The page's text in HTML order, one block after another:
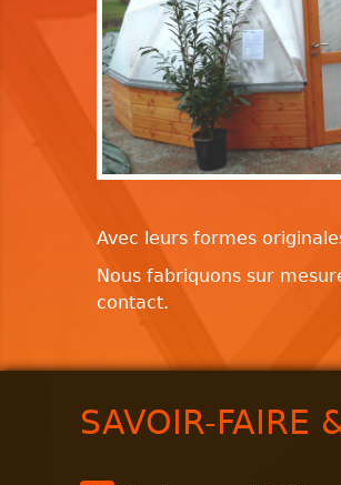
Avec leurs formes
Nous fabriquons sur
contact.
SAVOIR-FAIRE